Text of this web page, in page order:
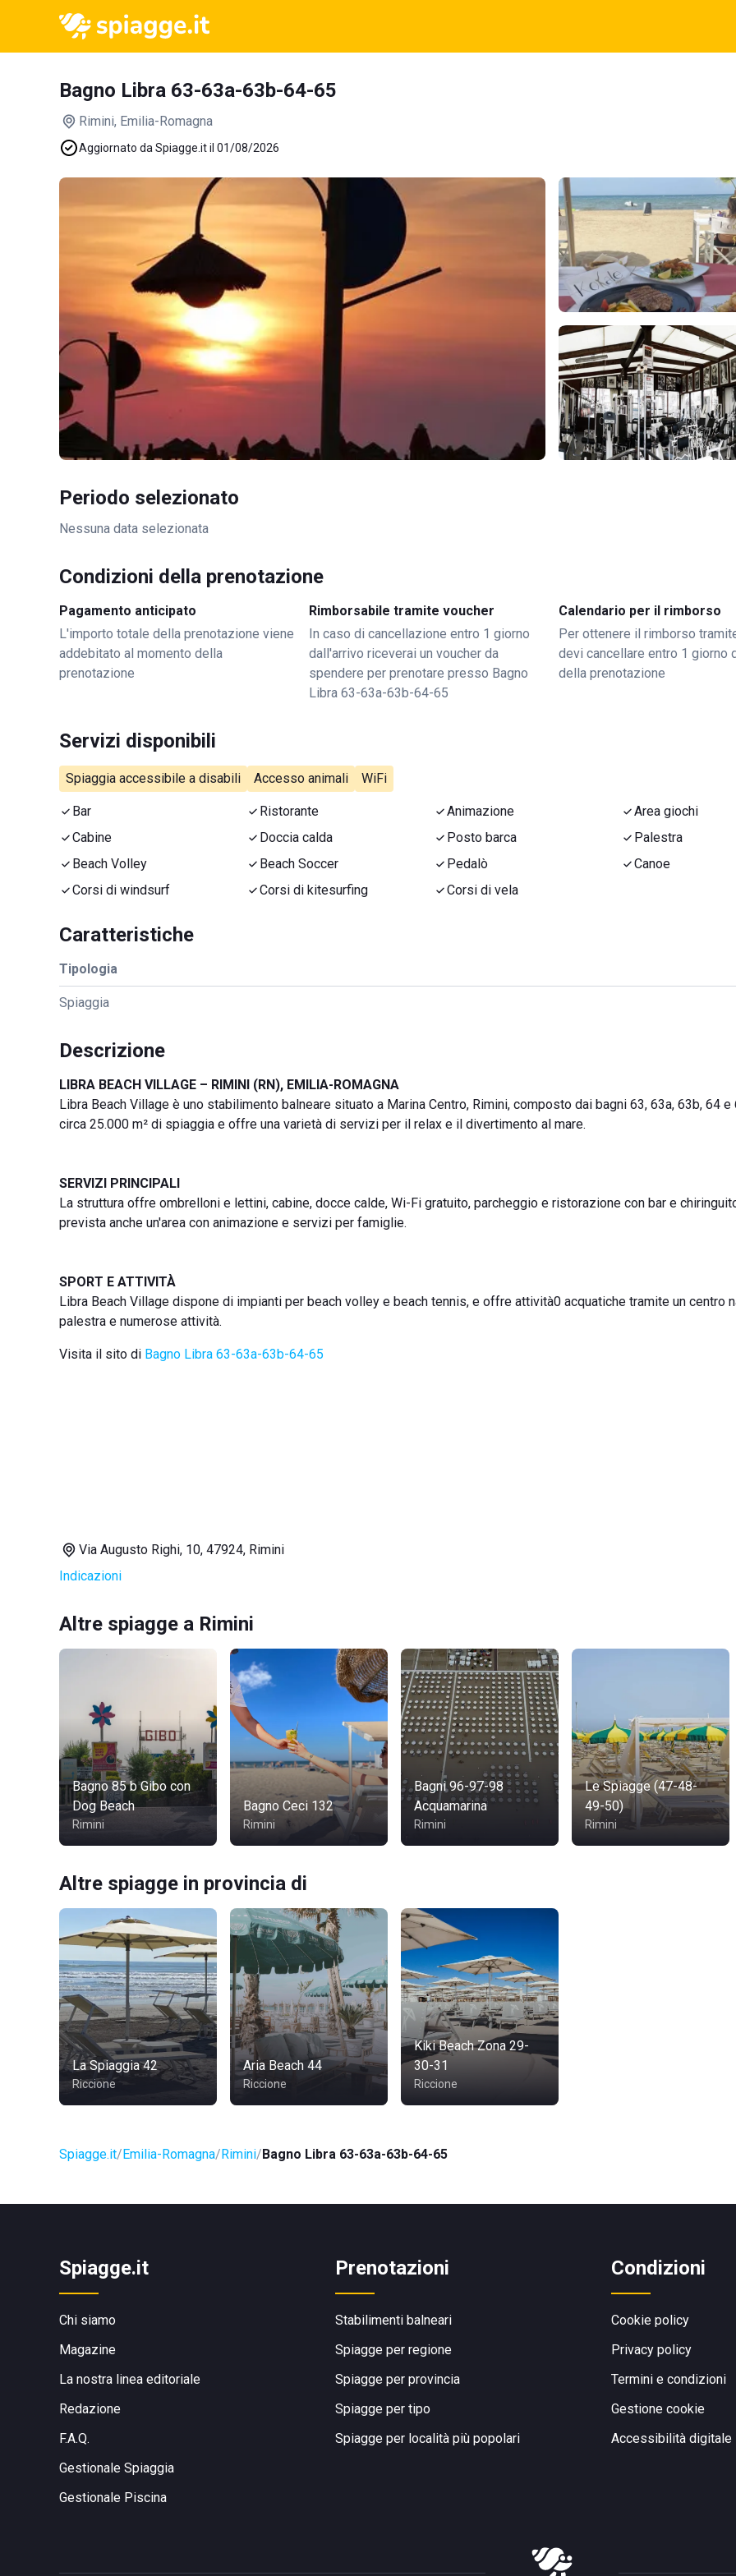
Bagno Libra 63-63a-63b-64-65
Rimini, Emilia-Romagna
Aggiornato da Spiagge.it il 01/08/2026
Periodo selezionato
Nessuna data selezionata
Condizioni della prenotazione
Pagamento anticipato
L'importo totale della prenotazione viene
addebitato al momento della
prenotazione
Rimborsabile tramite voucher
In caso di cancellazione entro 1 giorno
dall'arrivo riceverai un voucher da
spendere per prenotare presso Bagno
Libra 63-63a-63b-64-65
Calendario per il rimborso
Per ottenere il rimborso
devi cancellare entro 1 giorno
della prenotazione
Servizi disponibili
Spiaggia accessibile a disabili Accesso animali WiFi
Bar Ristorante Animazione
Area giochi
Cabine
Doccia calda Posto barca
Palestra
Beach Volley
Beach Soccer Pedalò
Canoe
Corsi di windsurf
Corsi di kitesurfing Corsi di vela
Caratteristiche
Tipologia
Spiaggia
Descrizione
LIBRA BEACH VILLAGE – RIMINI (RN), EMILIA-ROMAGNA
Libra Beach Village è uno stabilimento balneare situato a Marina Centro, Rimini, composto dai bagni 63, 63a, 63b, 64 e
circa 25.000 m² di spiaggia e offre una varietà di servizi per il relax e il divertimento al mare.
SERVIZI PRINCIPALI
La struttura offre ombrelloni e lettini, cabine, docce calde, Wi-Fi gratuito, parcheggio e ristorazione con bar e
prevista anche un'area con animazione e servizi per famiglie.
SPORT E ATTIVITÀ
Libra Beach Village dispone di impianti per beach volley e beach tennis, e offre attività0 acquatiche tramite un centro
palestra e numerose attività.
Visita il sito di Bagno Libra 63-63a-63b-64-65
Via Augusto Righi, 10, 47924, Rimini
Indicazioni
Altre spiagge a Rimini
Bagno 85 b Gibo con
Dog Beach
Rimini
Bagno Ceci 132
Rimini
Bagni 96-97-98
Acquamarina
Rimini
Le Spiagge (47-48-
49-50)
Rimini
Altre spiagge in provincia di
La Spiaggia 42
Riccione
Aria Beach 44
Riccione
Kiki Beach Zona 29-
30-31
Riccione
Spiagge.it Emilia-Romagna Rimini Bagno Libra 63-63a-63b-64-65
Spiagge.it
Chi siamo
Magazine
La nostra linea editoriale
Redazione
F.A.Q.
Gestionale Spiaggia
Gestionale Piscina
Prenotazioni
Stabilimenti balneari
Spiagge per regione
Spiagge per provincia
Spiagge per tipo
Spiagge per località più popolari
Condizioni
Cookie policy
Privacy policy
Termini e condizioni
Gestione cookie
Accessibilità digitale